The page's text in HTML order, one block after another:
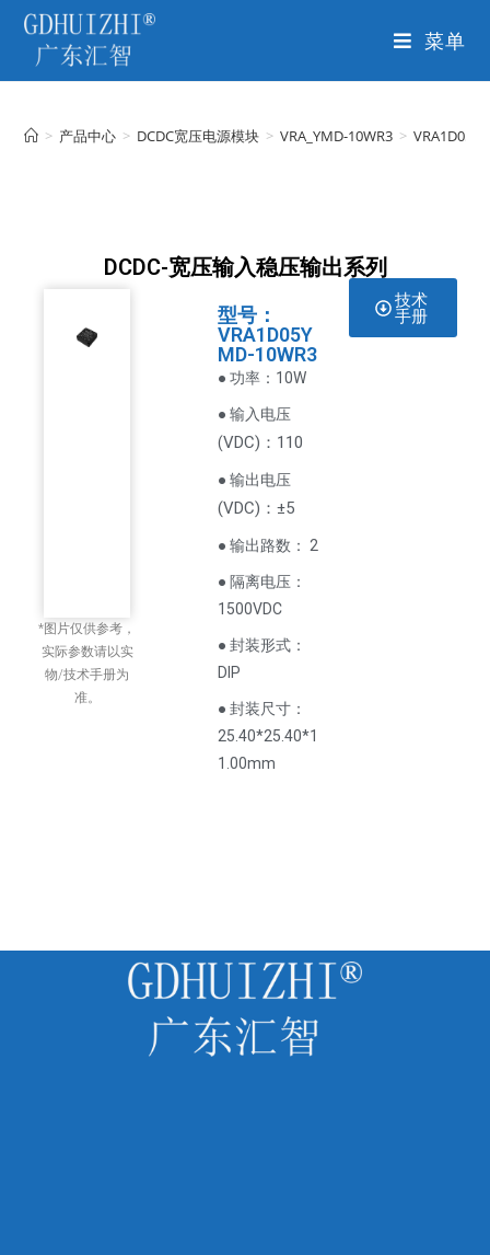
菜单
> 产品中心 > DCDC宽压电源模块 > VRA_YMD-10WR3 >
DCDC-宽压输入稳压输出系列
*图片仅供参考，
实际参数请以实
物/技术手册为
准。
型号：
VRA1D05Y
MD-10WR3
● 功率：10W
● 输入电压
(VDC)：110
● 输出电压
(VDC) ：±5
● 输出路数： 2
● 隔离电压：
1500VDC
● 封装形式：
DIP
● 封装尺寸：
25.40*25.40*1
1.00mm
技术
手册